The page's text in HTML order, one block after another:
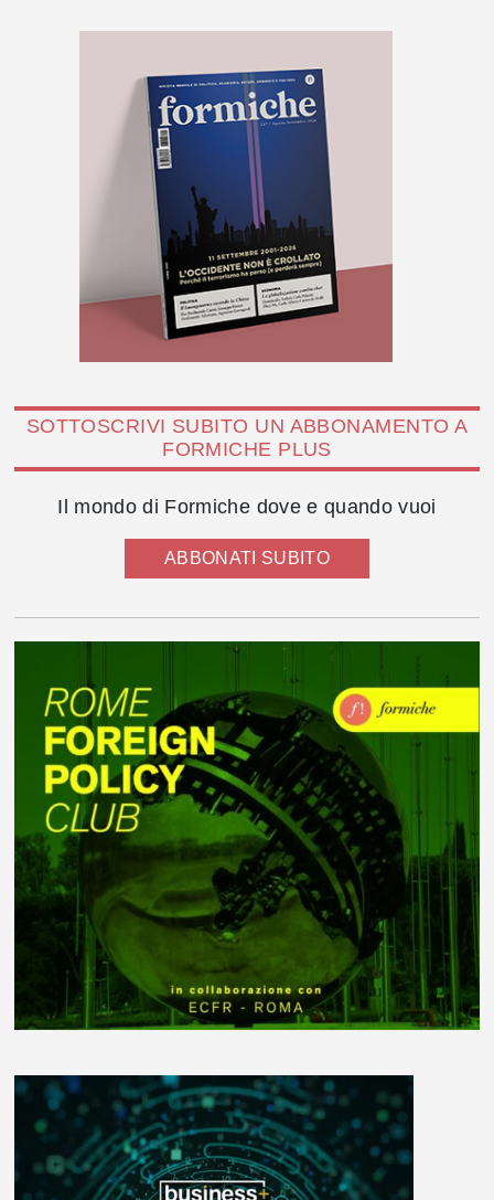
SOTTOSCRIVI SUBITO UN ABBONAMENTO A
FORMICHE PLUS
Il mondo di Formiche dove e quando vuoi
ABBONATI SUBITO